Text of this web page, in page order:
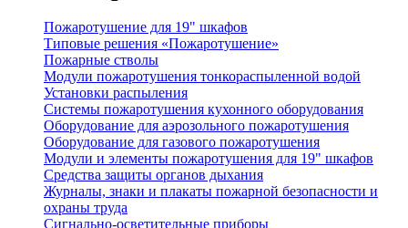
Пожаротушение для 19" шкафов
Типовые решения «Пожаротушение»
Пожарные стволы
Модули пожаротушения тонкораспыленной водой
Установки распыления
Системы пожаротушения кухонного оборудования
Оборудование для аэрозольного пожаротушения
Оборудование для газового пожаротушения
Модули и элементы пожаротушения для 19" шкафов
Средства защиты органов дыхания
Журналы, знаки и плакаты пожарной безопасности и
охраны труда
Сигнально-осветительные приборы